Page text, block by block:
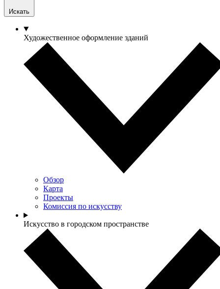
Искать
Художественное оформление зданий
Обзор
Карта
Проекты
Комиссия по искусству
Искусство в городском пространстве